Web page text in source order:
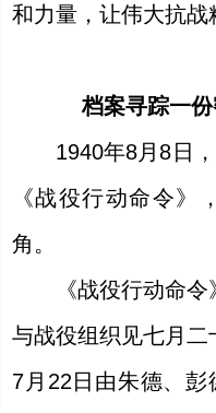
和力量，让伟大抗战
档案寻踪一
1940年8月8日
《战役行动命令》
角。
《战役行动命令
与战役组织见七月二
7月22日由朱德、